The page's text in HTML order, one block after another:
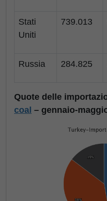
Stati
Uniti
739.013
Russia 284.825
Quote delle
coal – gennaio-